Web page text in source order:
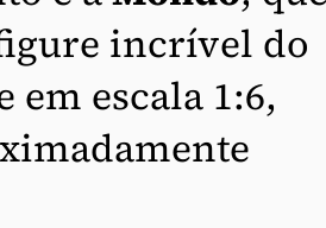
incrível do
em escala 1:6,